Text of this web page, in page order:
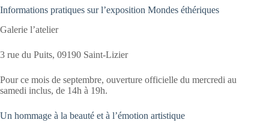
Informations pratiques sur l’exposition Mondes éthériques
Galerie l’atelier
3 rue du Puits, 09190 Saint-Lizier
Pour ce mois de septembre, ouverture officielle du mercredi au
samedi inclus, de 14h à 19h.
Un hommage à la beauté et à l’émotion artistique